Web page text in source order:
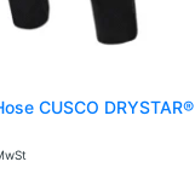
CUSCO DRYSTAR®
Produktseite
gewählt